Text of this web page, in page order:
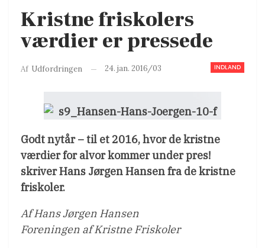
Kristne friskolers
værdier er pressede
INDLAND
Af Udfordringen 24. jan. 2016/03
Godt nytår – til et 2016, hvor de kristne
værdier for alvor kommer under pres!
skriver Hans Jørgen Hansen fra de kristne
friskoler.
Af Hans Jørgen Hansen
Foreningen af Kristne Friskoler